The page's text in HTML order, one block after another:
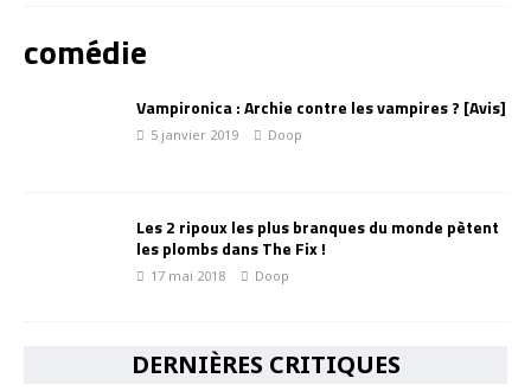
comédie
Vampironica : Archie contre les vampires ? [Avis]
5 janvier 2019 Doop
Les 2 ripoux les plus branques du monde pètent
les plombs dans The Fix !
17 mai 2018 Doop
DERNIÈRES CRITIQUES